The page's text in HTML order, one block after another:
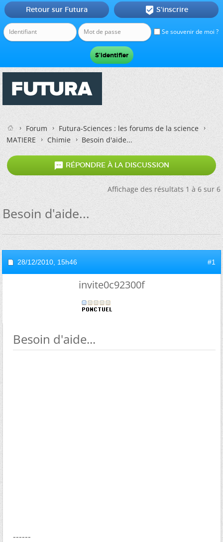
Se souvenir de moi ?
Retour sur Futura  S'inscrire
Forum
Futura-Sciences : les forums de la science
MATIERE
Chimie Besoin d'aide...
 RÉPONDRE À LA DISCUSSION
Affichage des résultats 1 à 6 sur 6
Besoin d'aide...
28/12/2010, 15h46 #1
invite0c92300f
Besoin d'aide...
------